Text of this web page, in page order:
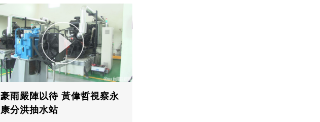
豪雨嚴陣以待 黃偉哲視察永
康分洪抽水站